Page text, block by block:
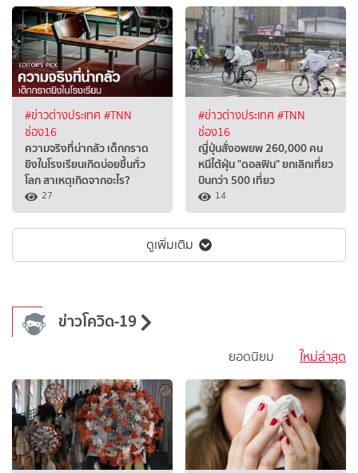
#ข่าวต่างประเทศ #TNN
ช่อง16
ความจริงที่น่ากลัว เด็กกราด
ยิงในโรงเรียนเกิดบ่อยขึ้นทั่ว
โลก สาเหตุเกิดจากอะไร?
27
#ข่าวต่างประเทศ #TNN
ช่อง16
ญี่ปุ่นสั่งอพยพ 260,000 คน
หนีไต้ฝุ่น "ดอลฟิน" ยกเลิกเที่ยว
บินกว่า 500 เที่ยว
14
ดูเพิ่มเติม
ข่าวโควิด-19
ใหม่ล่าสุด
ยอดนิยม